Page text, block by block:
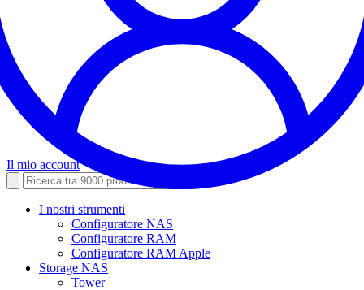
Il mio account
I nostri strumenti
Configuratore NAS
Configuratore RAM
Configuratore RAM Apple
Storage NAS
Tower